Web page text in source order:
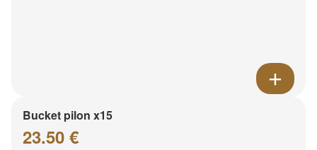
Bucket pilon x15
23.50 €